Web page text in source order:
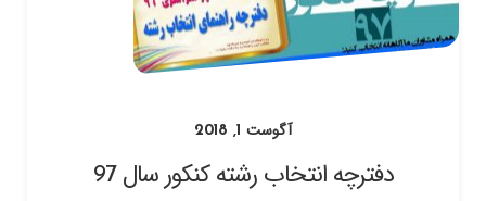
آگوست 1, 2018
دفترچه انتخاب رشته کنکور سال 97